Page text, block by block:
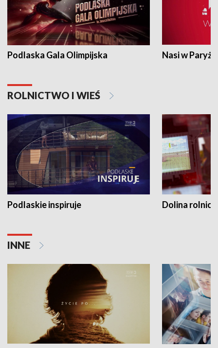
Podlaska Gala Olimpijska Nasi w Paryżu
ROLNICTWO I WIEŚ
Podlaskie inspiruje Dolina
INNE